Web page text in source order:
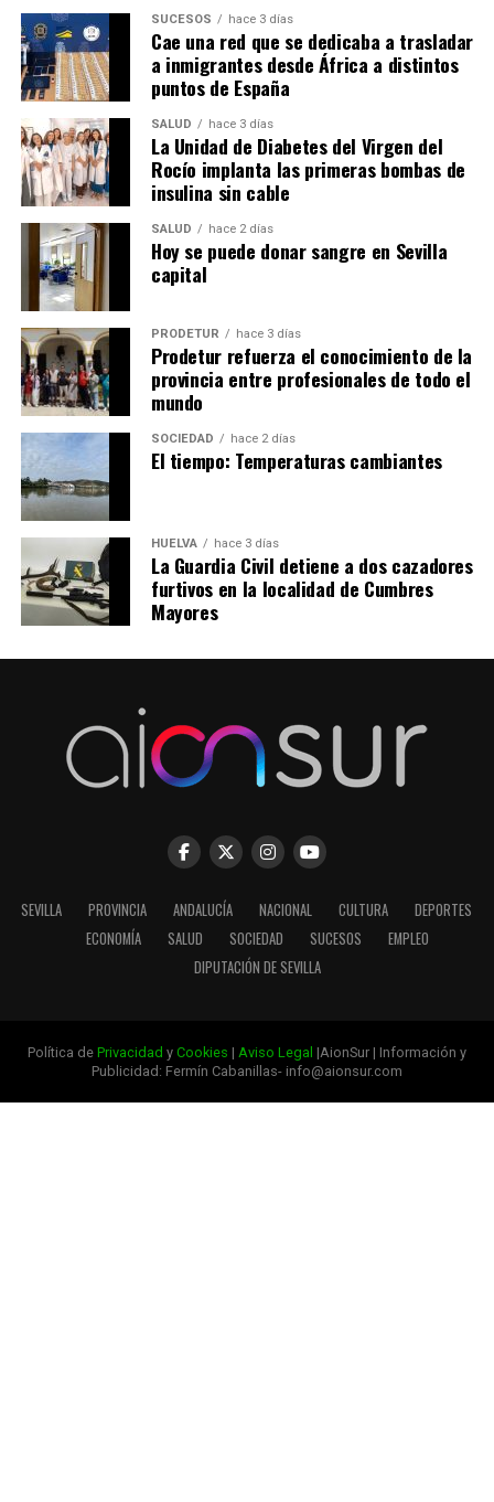
SUCESOS hace 3 días
Cae una red que se dedicaba a trasladar
a inmigrantes desde África a distintos
puntos de España
SALUD hace 3 días
La Unidad de Diabetes del Virgen del
Rocío implanta las primeras bombas de
insulina sin cable
SALUD hace 2 días
Hoy se puede donar sangre en Sevilla
capital
PRODETUR hace 3 días
Prodetur refuerza el conocimiento de la
provincia entre profesionales de todo el
mundo
SOCIEDAD hace 2 días
El tiempo: Temperaturas cambiantes
HUELVA hace 3 días
La Guardia Civil detiene a dos cazadores
furtivos en la localidad de Cumbres
Mayores
SEVILLA PROVINCIA ANDALUCÍA NACIONAL CULTURA
DEPORTES
ECONOMÍA
SALUD SOCIEDAD SUCESOS
EMPLEO
DIPUTACIÓN DE SEVILLA
Política de Privacidad y Cookies | Aviso Legal |AionSur | Información y
Publicidad: Fermín Cabanillas- info@aionsur.com